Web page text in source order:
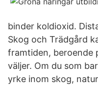
binder koldioxid.
Skog och Trädgård
framtiden, beroende
väljer. Om du som
yrke inom skog,